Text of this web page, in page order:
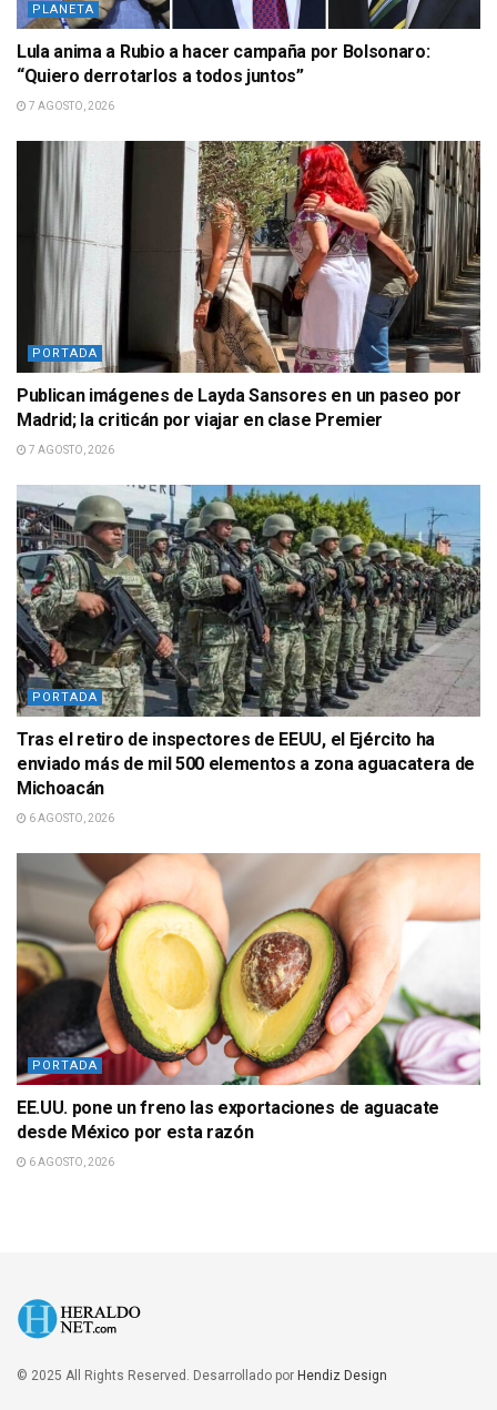
PLANETA
Lula anima a Rubio a hacer campaña por Bolsonaro:
“Quiero derrotarlos a todos juntos”
7 AGOSTO, 2026
PORTADA
Publican imágenes de Layda Sansores en un paseo por
Madrid; la criticán por viajar en clase Premier
7 AGOSTO, 2026
PORTADA
Tras el retiro de inspectores de EEUU, el Ejército ha
enviado más de mil 500 elementos a zona aguacatera de
Michoacán
6 AGOSTO, 2026
PORTADA
EE.UU. pone un freno las exportaciones de aguacate
desde México por esta razón
6 AGOSTO, 2026
© 2025 All Rights Reserved. Desarrollado por Hendiz Design